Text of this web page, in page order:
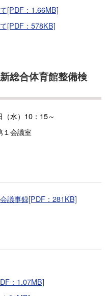
[PDF：1.66MB]
[PDF：578KB]
総合体育館整備検
水）10：15～
１会議室
議事録[PDF：281KB]
：1.07MB]